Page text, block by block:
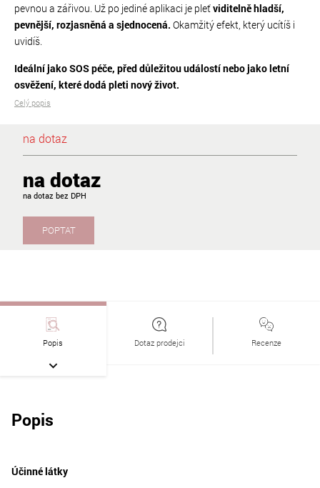
pevnou a zářivou. Už po jediné aplikaci je pleťviditelně hladší,
pevnější, rozjasněná a sjednocená. Okamžitý efekt, který ucítíš i
uvidíš.
Ideální jako SOS péče, před důležitou událostí nebo jako letní
osvěžení, které dodá pleti nový život.
Celý popis
na dotaz
na dotaz
na dotaz
POPTAT
Popis Dotaz prodejci Recenze
Popis
Účinné látky